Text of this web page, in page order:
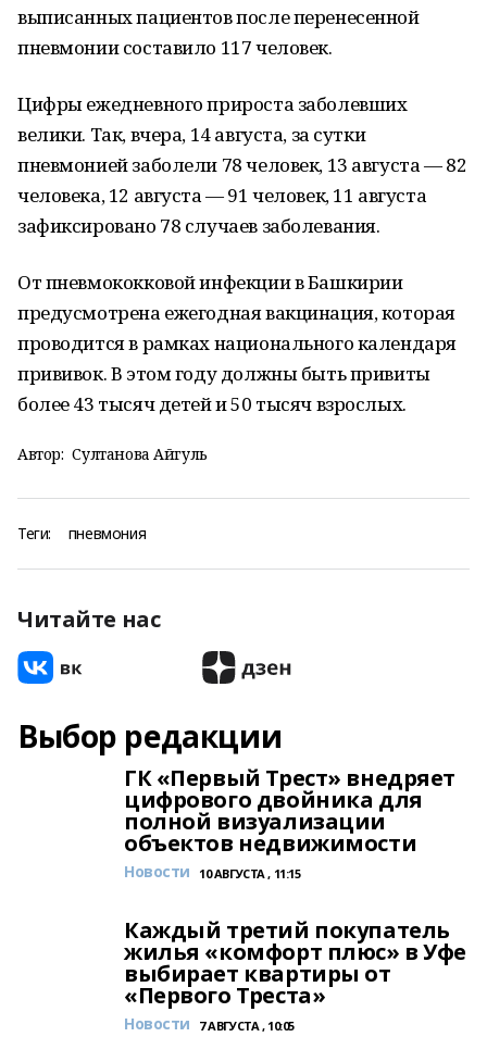
выписанных пациентов после перенесенной
пневмонии составило 117 человек.
Цифры ежедневного прироста заболевших
велики. Так, вчера, 14 августа, за сутки
пневмонией заболели 78 человек, 13 августа — 82
человека, 12 августа — 91 человек, 11 августа
зафиксировано 78 случаев заболевания.
От пневмококковой инфекции в Башкирии
предусмотрена ежегодная вакцинация, которая
проводится в рамках национального календаря
прививок. В этом году должны быть привиты
более 43 тысяч детей и 50 тысяч взрослых.
Автор: Султанова Айгуль
Теги: пневмония
Читайте нас
Выбор редакции
ГК «Первый Трест» внедряет
цифрового двойника для
полной визуализации
объектов недвижимости
Новости 10 АВГУСТА , 11:15
Каждый третий покупатель
жилья «комфорт плюс» в Уфе
выбирает квартиры от
«Первого Треста»
Новости 7 АВГУСТА , 10:05